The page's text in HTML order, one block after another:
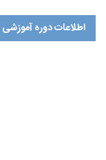
اطلاعات دوره آموزشی